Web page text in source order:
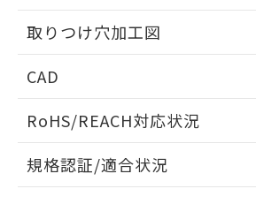
取りつけ穴加工図
CAD
ドすることができます。
ログイン/会員登録
RoHS/REACH対応状況
EU RoHS 注意事項・凡例
規格認証/適合状況
の共同利用に関して"
用者の範囲」に記載され
EU RoHS指令（10物質）の非
51物質の非含有証明書（当社基
※本証明書は発行日時点で非含
物質の対応では、対応完了まで
荷製品に未対応品が混在する
欄に対応日を記載しておりまし
既に当社にて対応品への在庫